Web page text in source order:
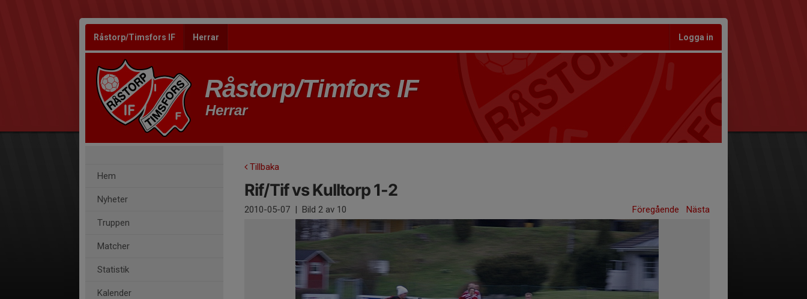
Råstorp/Timsfors IF Herrar Logga in
Råstorp/Timfors IF
Herrar
Hem
Nyheter
Truppen
Matcher
Statistik
Kalender
Tillbaka
Rif/Tif vs Kulltorp 1-2
2010-05-07 | Bild 2 av 10 Föregående Nästa